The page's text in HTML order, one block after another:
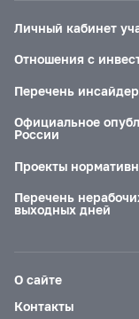
Личный кабинет
Отношения с
Перечень
Официальное
России
Проекты
Перечень
выходных дней
О сайте
Контакты